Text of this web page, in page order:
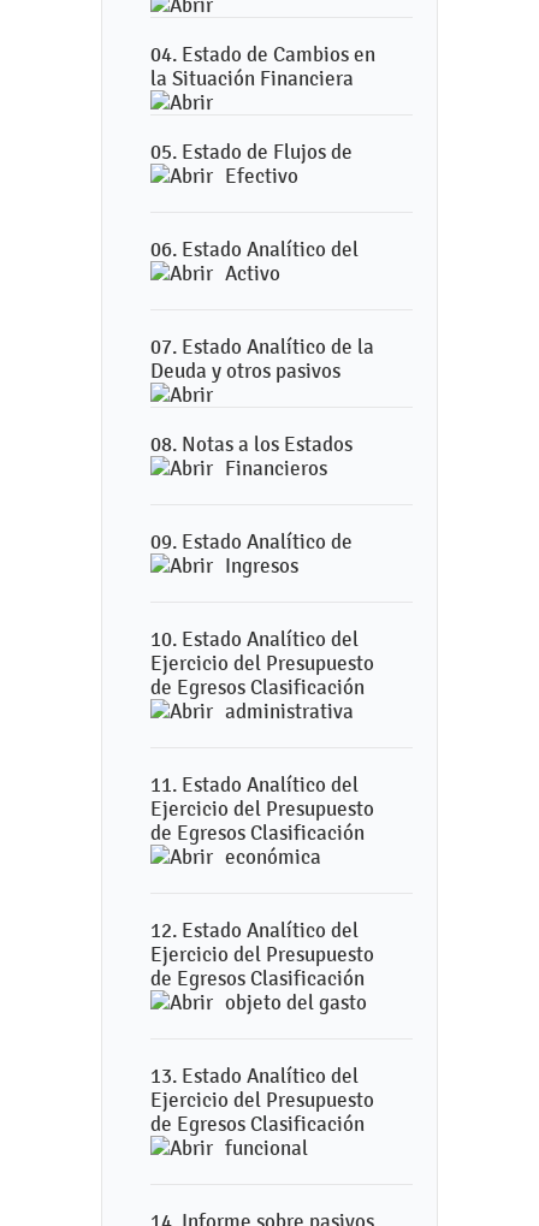
04. Estado de Cambios en
la Situación Financiera
05. Estado de Flujos de
Efectivo
06. Estado Analítico del
Activo
07. Estado Analítico de la
Deuda y otros pasivos
08. Notas a los Estados
Financieros
09. Estado Analítico de
Ingresos
10. Estado Analítico del
Ejercicio del Presupuesto
de Egresos Clasificación
administrativa
11. Estado Analítico del
Ejercicio del Presupuesto
de Egresos Clasificación
económica
12. Estado Analítico del
Ejercicio del Presupuesto
de Egresos Clasificación
objeto del gasto
13. Estado Analítico del
Ejercicio del Presupuesto
de Egresos Clasificación
funcional
14. Informe sobre pasivos